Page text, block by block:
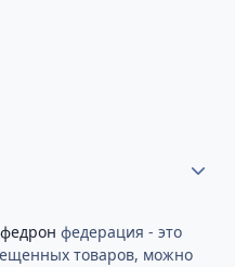
федерация - это
товаров, можно